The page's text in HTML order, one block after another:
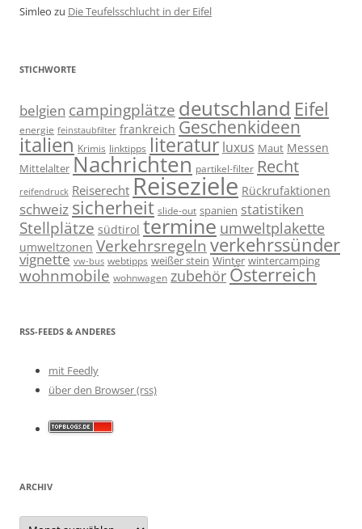
Simleo zu Die Teufelsschlucht in der Eifel
STICHWORTE
belgien campingplätze deutschland Eifel
energie feinstaubfilter frankreich Geschenkideen
italien Krimis linktipps literatur luxus Maut Messen
Mittelalter Nachrichten partikel-filter Recht
reifendruck Reiserecht Reiseziele Rückrufaktionen
schweiz sicherheit slide-out spanien statistiken
Stellplätze südtirol termine umweltplakette
umweltzonen Verkehrsregeln verkehrssünder
vignette vw-bus webtipps weißer stein Winter wintercamping
wohnmobile wohnwagen zubehör Österreich
RSS-FEEDS & ANDERES
mit Feedly
über den Browser (rss)
ARCHIV
Archiv